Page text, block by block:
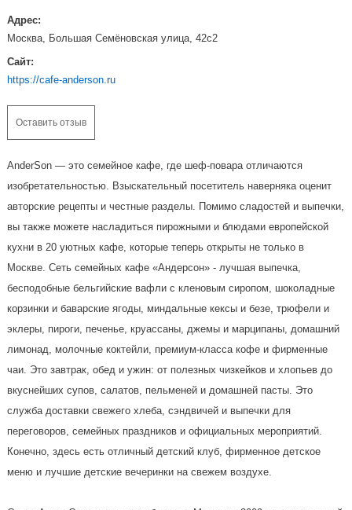
Адрес:
Москва, Большая Семёновская улица, 42с2
Сайт:
https://cafe-anderson.ru
Оставить отзыв
AnderSon — это семейное кафе, где шеф-повара отличаются
изобретательностью. Взыскательный посетитель наверняка оценит
авторские рецепты и честные разделы. Помимо сладостей и выпечки,
вы также можете насладиться пирожными и блюдами европейской
кухни в 20 уютных кафе, которые теперь открыты не только в
Москве. Сеть семейных кафе «Андерсон» - лучшая выпечка,
бесподобные бельгийские вафли с кленовым сиропом, шоколадные
корзинки и баварские ягоды, миндальные кексы и безе, трюфели и
эклеры, пироги, печенье, круассаны, джемы и марципаны, домашний
лимонад, молочные коктейли, премиум-класса кофе и фирменные
чаи. Это завтрак, обед и ужин: от полезных чизкейков и хлопьев до
вкуснейших супов, салатов, пельменей и домашней пасты. Это
служба доставки свежего хлеба, сэндвичей и выпечки для
переговоров, семейных праздников и официальных мероприятий.
Конечно, здесь есть отличный детский клуб, фирменное детское
меню и лучшие детские вечеринки на свежем воздухе.